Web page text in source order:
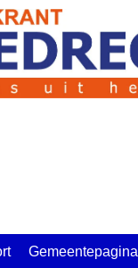
Gemeentepagina